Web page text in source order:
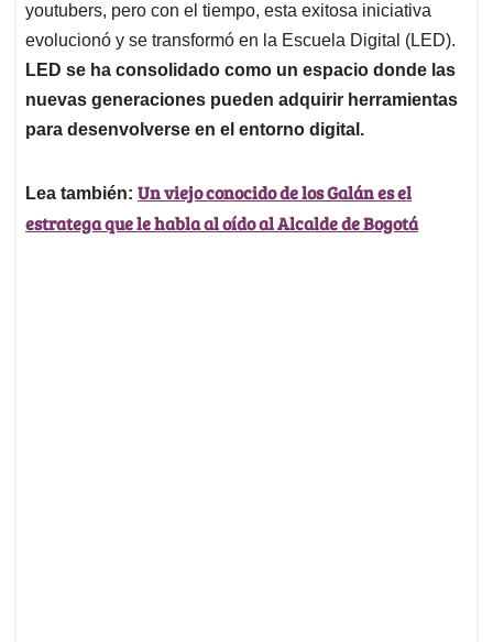
youtubers, pero con el tiempo, esta exitosa iniciativa
evolucionó y se transformó en la Escuela Digital (LED).
LED se ha consolidado como un espacio donde las
nuevas generaciones pueden adquirir herramientas
para desenvolverse en el entorno digital.
Lea también: Un viejo conocido de los Galán es el
estratega que le habla al oído al Alcalde de Bogotá